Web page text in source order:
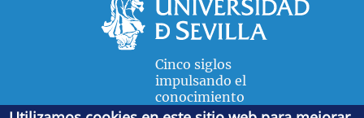
Cinco siglos
impulsando el
conocimiento